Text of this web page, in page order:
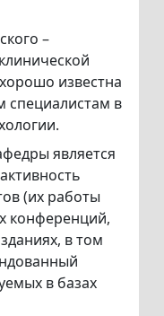
–
известна
специалистам в
является
(их работы
конференций,
в том
в базах